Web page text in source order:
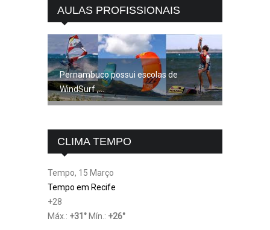
AULAS PROFISSIONAIS
Pernambuco possui escolas de
WindSurf ,...
CLIMA TEMPO
Tempo, 15 Março
Tempo em Recife
+28
Máx.: +31 ° Mín.: +26°